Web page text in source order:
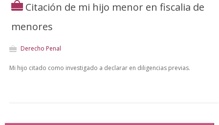
Citación de mi hijo menor en fiscalia de
menores
Derecho Penal
Mi hijo citado como investigado a declarar en diligencias previas.